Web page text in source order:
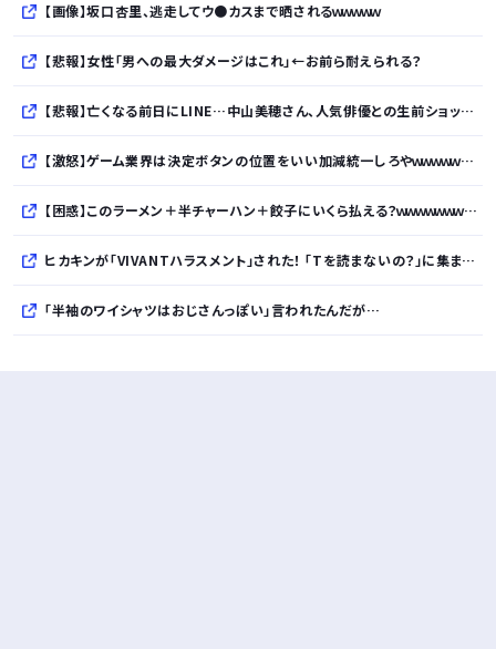
【画像】坂口杏里、逃走してウ●カスまで晒されるｗｗｗｗｗ
【悲報】女性「男への最大ダメージはこれ」←お前ら耐えられる？
【悲報】亡くなる前日にLINE…中山美穂さん、人気俳優との生前ショット・・・・・・・・・
【激怒】ゲーム業界は決定ボタンの位置をいい加減統一しろやｗｗｗｗｗｗｗｗｗｗ
【困惑】このラーメン＋半チャーハン＋餃子にいくら払える？ｗｗｗｗｗｗｗｗｗｗ
ヒカキンが「VIVANTハラスメント」された！ 「Tを読まないの？」に集まった「読めて当然」マウント
「半袖のワイシャツはおじさんっぽい」言われたんだが…